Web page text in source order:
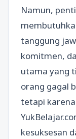
Namun,
tanggung
komitmen,
utama yang
orang gagal
tetapi
kesuksesan